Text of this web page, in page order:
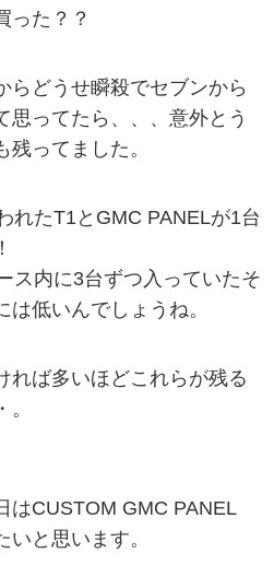
った？？
らどうせ瞬殺でセブンから
思ってたら、、、意外とう
ってました。
れたT1とGMC PANELが1台
ス内に3台ずつ入っていたそ
低いんでしょうね。
れば多いほどこれらが残る
はCUSTOM GMC PANEL
と思います。